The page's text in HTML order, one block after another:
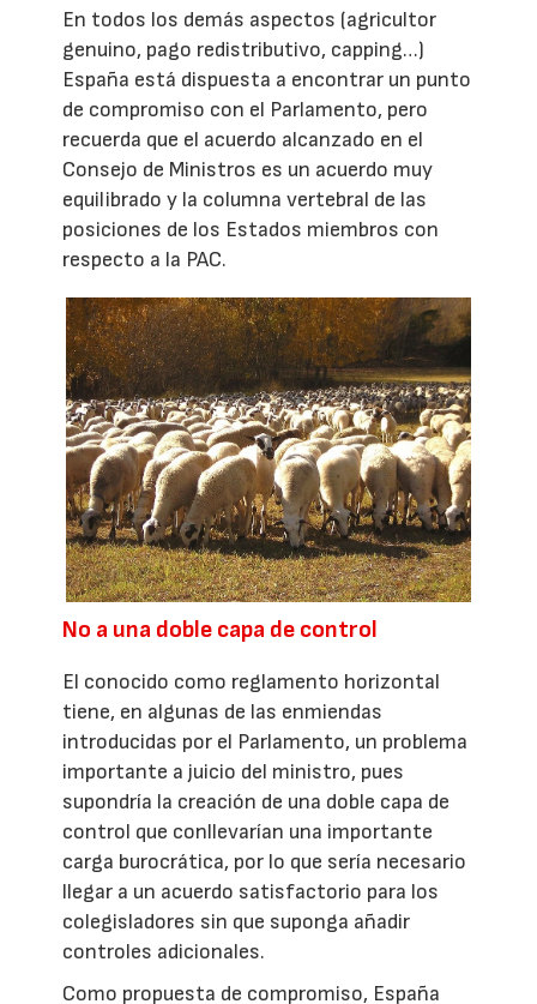
En todos los demás aspectos (agricultor
genuino, pago redistributivo, capping…)
España está dispuesta a encontrar un punto
de compromiso con el Parlamento, pero
recuerda que el acuerdo alcanzado en el
Consejo de Ministros es un acuerdo muy
equilibrado y la columna vertebral de las
posiciones de los Estados miembros con
respecto a la PAC.
No a una doble capa de control
El conocido como reglamento horizontal
tiene, en algunas de las enmiendas
introducidas por el Parlamento, un problema
importante a juicio del ministro, pues
supondría la creación de una doble capa de
control que conllevarían una importante
carga burocrática, por lo que sería necesario
llegar a un acuerdo satisfactorio para los
colegisladores sin que suponga añadir
controles adicionales.
Como propuesta de compromiso, España